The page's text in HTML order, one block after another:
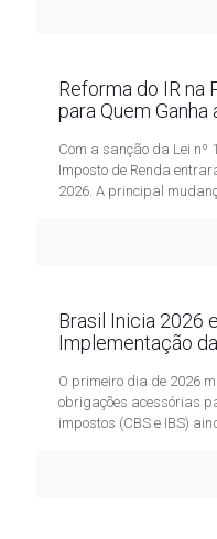
Reforma do IR na
para Quem Ganha
Com a sanção da Lei nº
Imposto de Renda
2026. A principal
Brasil Inicia 2026
Implementação
O primeiro dia de 2026
obrigações acessórias
impostos (CBS e IBS)